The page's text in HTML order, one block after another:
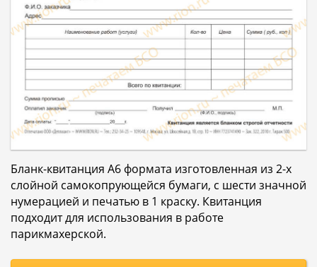
Бланк-квитанция А6 формата изготовленная из 2-х
слойной самокопрующейся бумаги, с шести значной
нумерацией и печатью в 1 краску. Квитанция
подходит для использования в работе
парикмахерской.